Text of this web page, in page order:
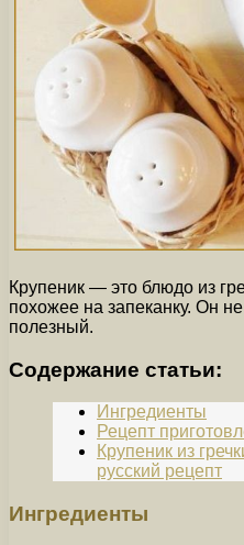
Крупеник — это блюдо из
похожее на запеканку. Он
полезный.
Содержание статьи:
Ингредиенты
Рецепт
Крупеник из
русский рецепт
Ингредиенты